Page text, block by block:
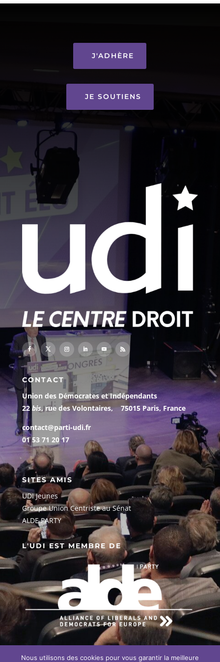
J'ADHÈRE
JE SOUTIENS
CONTACT
Union des Démocrates et Indépendants
22 bis, rue des Volontaires, 75015 Paris, France
contact@parti-udi.fr
01 53 71 20 17
SITES AMIS
UDI Jeunes
Groupe Union Centriste au Sénat
ALDE PARTY
L'UDI EST MEMBRE DE
EN SAVOIR PLUS SUR NOTRE
Nous utilisons des cookies pour vous garantir la meilleure